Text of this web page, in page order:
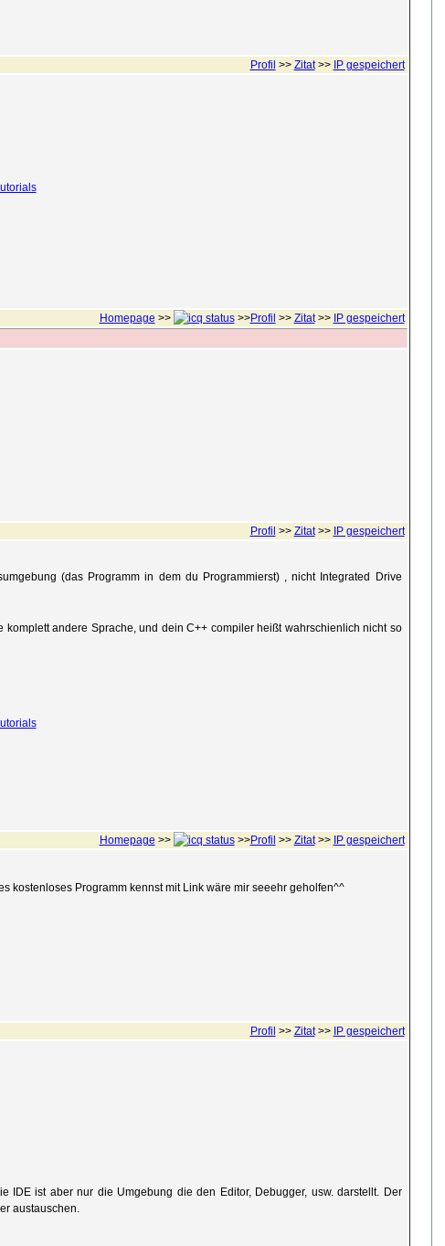
Profil >> Zitat>> IP gespeichert
Homepage >> >>Profil >> Zitat>> IP gespeichert
Profil >> Zitat>> IP gespeichert
(das Programm in dem du Programmierst) , nicht Integrated Drive
andere Sprache, und dein C++ compiler heißt wahrschienlich nicht so
Homepage >> >>Profil >> Zitat>> IP gespeichert
kostenloses Programm kennst mit Link wäre mir seeehr geholfen^^
Profil >> Zitat>> IP gespeichert
ist aber nur die Umgebung die den Editor, Debugger, usw. darstellt. Der
austauschen.